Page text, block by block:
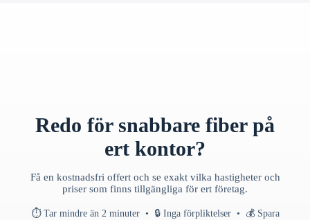
Redo för snabbare fiber på
ert kontor?
Få en kostnadsfri offert och se exakt vilka hastigheter och
priser som finns tillgängliga för ert företag.
⏱ Tar mindre än 2 minuter • 🔒 Inga förpliktelser • 💰 Spara